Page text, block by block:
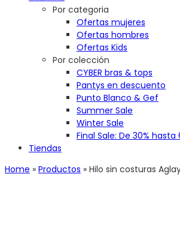
Por categoria
Ofertas mujeres
Ofertas hombres
Ofertas Kids
Por colección
CYBER bras & tops
Pantys en descuento
Punto Blanco & Gef
Summer Sale
Winter Sale
Final Sale: De 30% hasta
Tiendas
Home » Productos » Hilo sin costuras